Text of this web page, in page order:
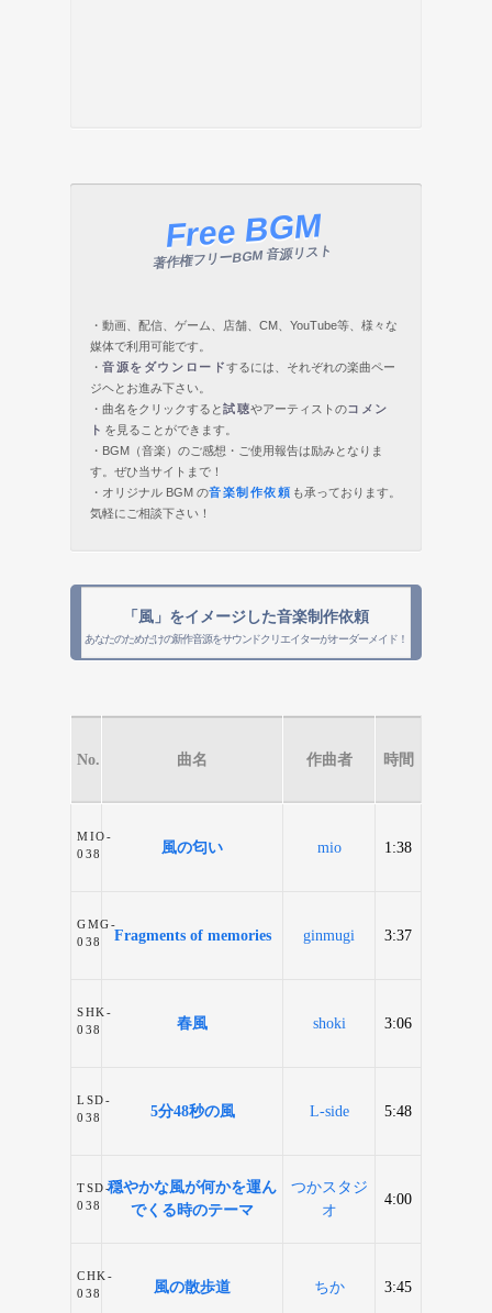
Free BGM
著作権フリーBGM 音源リスト
・動画、配信、ゲーム、店舗、CM、YouTube等、様々な
媒体で利用可能です。
・ 音源をダウンロードするには、それぞれの楽曲ペー
ジヘとお進み下さい。
・曲名をクリックすると試聴やアーティストのコメン
ト を見ることができます。
・BGM（音楽）のご感想・ご使用報告は励みとなりま
す。ぜひ当サイトまで！
・オリジナル BGM の音楽制作依頼 も承っております。
気軽にご相談下さい！
「風」をイメージした音楽制作依頼
あなたのためだけの新作音源をサウンドクリエイターがオーダーメイド！
No. 曲名 作曲者 時間
MIO-
038
風の匂い mio 1:38
GMG-
038
Fragments of memories ginmugi 3:37
SHK-
038
春風 shoki 3:06
LSD-
038
5分48秒の風 L-side 5:48
TSD-
038
穏やかな風が何かを運ん
でくる時のテーマ
つかスタジ
オ
4:00
CHK-
038
風の散歩道 ちか 3:45